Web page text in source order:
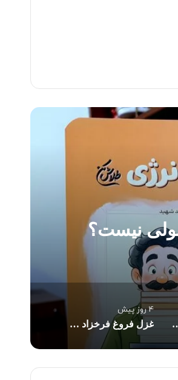
نیست؟
شهر راه می‌رفتند
4 روز پیش
غزل فروغ فرخزاد در دانشگاه شیراز با رویکرد فرم‌شناسانه بازخوانی شد